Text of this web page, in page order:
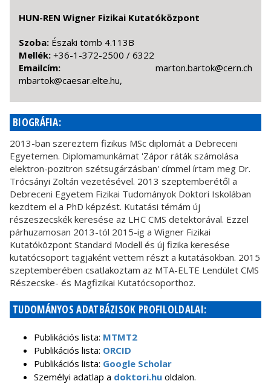
HUN-REN Wigner Fizikai Kutatóközpont
Szoba: Északi tömb 4.113B
Mellék: +36-1-372-2500 / 6322
Emailcím: hc.nrec@kotrab.notram
,uh.etle.raseac@kotrabm
BIOGRÁFIA:
2013-ban szereztem fizikus MSc diplomát a Debreceni
Egyetemen. Diplomamunkámat 'Zápor ráták számolása
elektron-pozitron szétsugárzásban' címmel írtam meg Dr.
Trócsányi Zoltán vezetésével. 2013 szeptemberétől a
Debreceni Egyetem Fizikai Tudományok Doktori Iskolában
kezdtem el a PhD képzést. Kutatási témám új
részeszecskék keresése az LHC CMS detektorával. Ezzel
párhuzamosan 2013-tól 2015-ig a Wigner Fizikai
Kutatóközpont Standard Modell és új fizika keresése
kutatócsoport tagjaként vettem részt a kutatásokban. 2015
szeptemberében csatlakoztam az MTA-ELTE Lendület CMS
Részecske- és Magfizikai Kutatócsoporthoz.
TUDOMÁNYOS ADATBÁZISOK PROFILOLDALAI:
Publikációs lista: MTMT2
Publikációs lista: ORCID
Publikációs lista: Google Scholar
Személyi adatlap a doktori.hu oldalon.